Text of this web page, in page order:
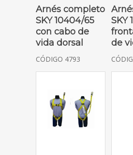
SOLICITAR COTIZACIÓN
Arnés completo
SKY 10404/65
con cabo de
vida dorsal
CÓDIGO 4793
SKY
de